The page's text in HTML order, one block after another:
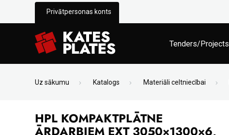
Privātpersonas konts
Tenders/Projects
Uz sākumu Katalogs Materiāli celtniecībai
HPL KOMPAKTPLĀTNE
ĀRDARBIEM EXT 3050×1300×6,